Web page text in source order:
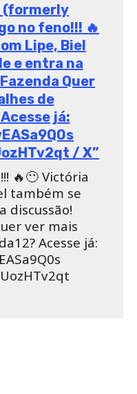
(formerly
no feno!!! 🔥
Lipe, Biel
e entra na
Quer
de
já:
/ X”
🔥😶 Victória
também se
discussão!
ver mais
Acesse já: